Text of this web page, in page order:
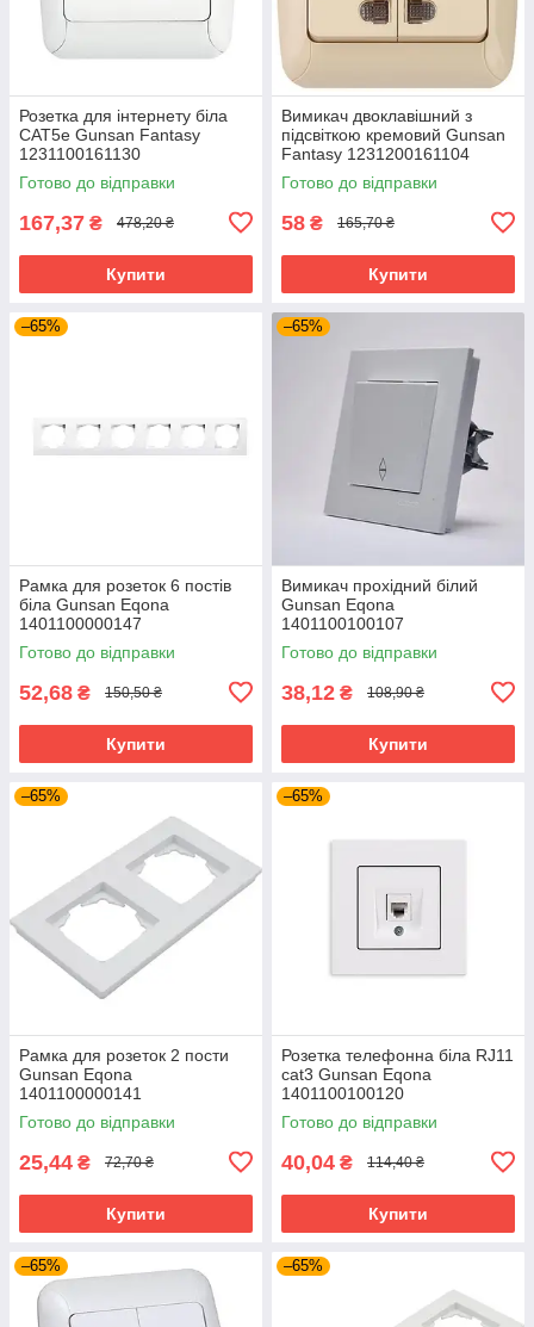
Розетка для інтернету біла
CAT5e Gunsan Fantasy
1231100161130
Готово до відправки
167,37 ₴ 478,20 ₴
Купити
Вимикач двоклавішний з
підсвіткою кремовий Gunsan
Fantasy 1231200161104
Готово до відправки
58 ₴ 165,70 ₴
Купити
–65%
Рамка для розеток 6 постів
біла Gunsan Eqona
1401100000147
горизонтальна
Готово до відправки
52,68 ₴ 150,50 ₴
Купити
–65%
Вимикач прохідний білий
Gunsan Eqona
1401100100107
Готово до відправки
38,12 ₴ 108,90 ₴
Купити
–65%
Рамка для розеток 2 пости
Gunsan Eqona
1401100000141
горизонтальна подвійна біла
Готово до відправки
25,44 ₴ 72,70 ₴
Купити
–65%
Розетка телефонна біла RJ11
cat3 Gunsan Eqona
1401100100120
Готово до відправки
40,04 ₴ 114,40 ₴
Купити
–65% –65%